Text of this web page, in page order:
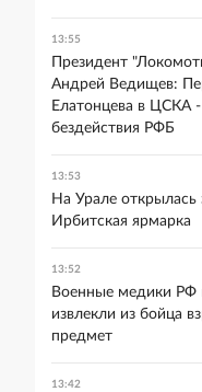
13:55
Президент
Андрей Ведищев:
Елатонцева в ЦСКА
бездействия РФБ
13:53
На Урале открылась
Ирбитская ярмарка
13:52
Военные медики РФ
извлекли из бойца
предмет
13:42